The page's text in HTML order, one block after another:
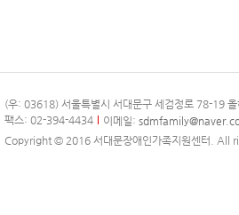
(우: 03618) 서울특별시 서대문구 세검정로 78-19
팩스: 02-394-4434
이메일:
Copyright © 2016 서대문장애인가족지원센터. All